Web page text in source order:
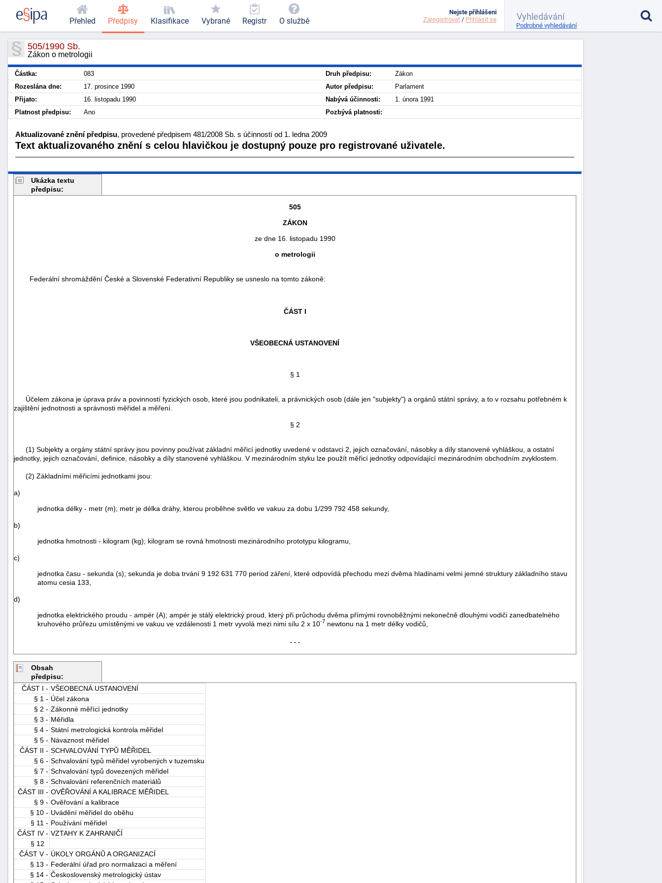
505/1990 Sb.
Zákon o metrologii
Částka: 083 Druh předpisu:
Zákon
Rozeslána dne:
17. prosince 1990 Autor předpisu:
Parlament
Přijato:
16. listopadu 1990 Nabývá účinnosti:
1. února 1991
Platnost předpisu:
Ano Pozbývá platnosti:
Aktualizované znění předpisu, provedené předpisem 481/2008 Sb. s účinností od 1. ledna 2009
Text aktualizovaného znění s celou hlavičkou je dostupný pouze pro registrované uživatele.
Ukázka textu
předpisu:
505
ZÁKON
ze dne 16. listopadu 1990
o metrologii
Federální shromáždění České a Slovenské Federativní Republiky se usneslo na tomto zákoně:
ČÁST I
VŠEOBECNÁ USTANOVENÍ
§ 1
Účelem zákona je úprava práv a povinností fyzických osob, které jsou podnikateli, a právnických osob (dále jen "subjekty") a orgánů státní správy, a to v rozsahu potřebném k
zajištění jednotnosti a správnosti měřidel a měření.
§ 2
(1) Subjekty a orgány státní správy jsou povinny používat základní měřicí jednotky uvedené v odstavci 2, jejich označování, násobky a díly stanovené vyhláškou, a ostatní
jednotky, jejich označování, definice, násobky a díly stanovené vyhláškou. V mezinárodním styku lze použít měřicí jednotky odpovídající mezinárodním obchodním zvyklostem.
(2) Základními měřicími jednotkami jsou:
a)
jednotka délky - metr (m); metr je délka dráhy, kterou proběhne světlo ve vakuu za dobu 1/299 792 458 sekundy,
b)
jednotka hmotnosti - kilogram (kg); kilogram se rovná hmotnosti mezinárodního prototypu kilogramu,
c)
jednotka času - sekunda (s); sekunda je doba trvání 9 192 631 770 period záření, které odpovídá přechodu mezi dvěma hladinami velmi jemné struktury základního stavu
atomu cesia 133,
d)
jednotka elektrického proudu - ampér (A); ampér je stálý elektrický proud, který při průchodu dvěma přímými rovnoběžnými nekonečně dlouhými vodiči zanedbatelného
kruhového průřezu umístěnými ve vakuu ve vzdálenosti 1 metr vyvolá mezi nimi sílu 2 x 10-7 newtonu na 1 metr délky vodičů,
. . .
Obsah
předpisu:
ČÁST I - VŠEOBECNÁ USTANOVENÍ
§ 1 - Účel zákona
§ 2 - Zákonné měřící jednotky
§ 3 - Měřidla
§ 4 - Státní metrologická kontrola měřidel
§ 5 - Návaznost měřidel
ČÁST II - SCHVALOVÁNÍ TYPŮ MĚŘIDEL
§ 6 - Schvalování typů měřidel vyrobených v tuzemsku
§ 7 - Schvalování typů dovezených měřidel
§ 8 - Schvalování referenčních materiálů
ČÁST III - OVĚŘOVÁNÍ A KALIBRACE MĚŘIDEL
§ 9 - Ověřování a kalibrace
§ 10 - Uvádění měřidel do oběhu
§ 11 - Používání měřidel
ČÁST IV - VZTAHY K ZAHRANIČÍ
§ 12
ČÁST V - ÚKOLY ORGÁNŮ A ORGANIZACÍ
§ 13 - Federální úřad pro normalizaci a měření
§ 14 - Československý metrologický ústav
Přehled Předpisy Klasifikace Vybrané Registr O službě
Nejste přihlášeni
Zaregistrovat / Přihlásit se
Podrobné vyhledávání